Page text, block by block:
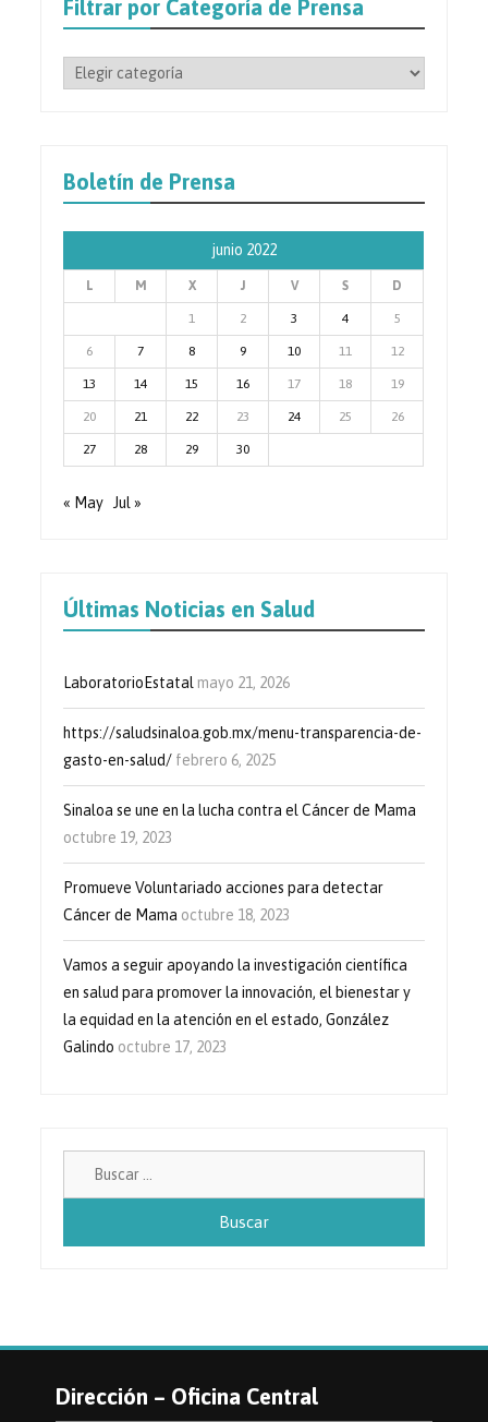
Filtrar por Categoría de Prensa
Filtrar
Prensa
Boletín de Prensa
junio 2022
L M X J V S D
1 2 3 4 5
6 7 8 9 10 11 12
13 14 15 16 17 18 19
20 21 22 23 24 25 26
27 28 29 30
« May Jul »
Últimas Noticias en Salud
LaboratorioEstatal mayo 21, 2026
https://saludsinaloa.gob.mx/menu-transparencia-de-
gasto-en-salud/ febrero 6, 2025
Sinaloa se une en la lucha contra el Cáncer de Mama
octubre 19, 2023
Promueve Voluntariado acciones para detectar
Cáncer de Mama octubre 18, 2023
Vamos a seguir apoyando la investigación científica
en salud para promover la innovación, el bienestar y
la equidad en la atención en el estado, González
Galindo octubre 17, 2023
Dirección – Oficina Central